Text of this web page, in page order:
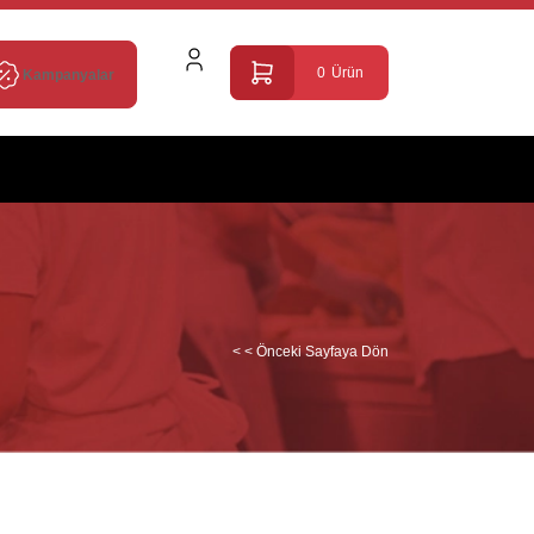
0 Ürün
Kampanyalar
< < Önceki Sayfaya Dön